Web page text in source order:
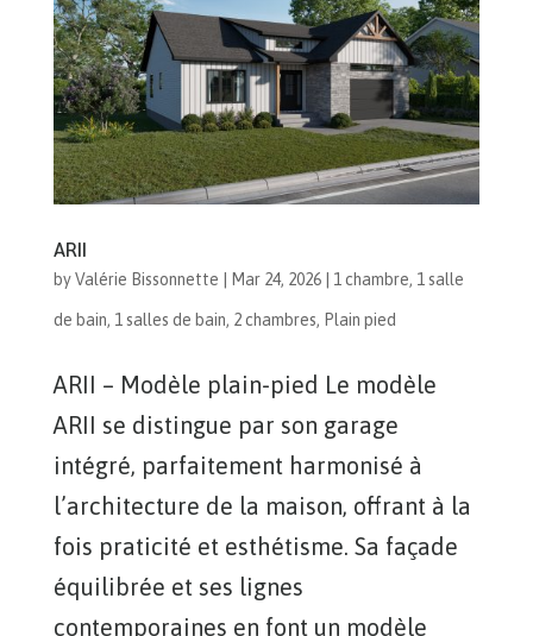
ARII
byValérie Bissonnette Mar 24, 2026| 1 chambre, 1 salle
de bain, 1 salles de bain, 2 chambres, Plain pied
ARII – Modèle plain-pied Le modèle
ARII se distingue par son garage
intégré, parfaitement harmonisé à
l’architecture de la maison, offrant à la
fois praticité et esthétisme. Sa façade
équilibrée et ses lignes
contemporaines en font un modèle